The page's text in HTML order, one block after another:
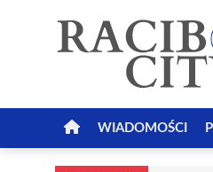
WIADOMOŚCI